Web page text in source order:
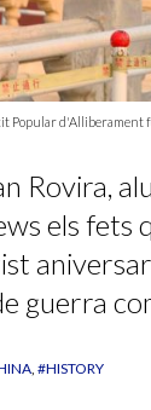
Popular d'Alliberament
Rovira,
els fets
guerra
#HISTORY